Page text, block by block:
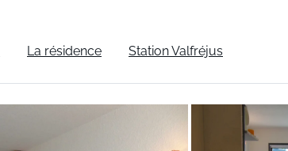
La résidence Station Valfréjus